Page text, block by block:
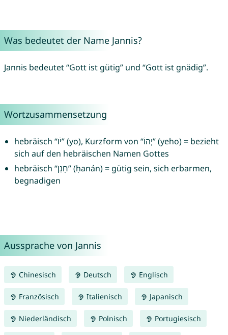
Was bedeutet der Name Jannis?
Jannis bedeutet “Gott ist gütig” und “Gott ist gnädig”.
Wortzusammensetzung
hebräisch “יֹו” (yo), Kurzform von “יְהוֹ” (yeho) = bezieht
sich auf den hebräischen Namen Gottes
hebräisch “חָנַן” (ḥanán) = gütig sein, sich erbarmen,
begnadigen
Aussprache von Jannis
Chinesisch Deutsch Englisch
Französisch Italienisch Japanisch
Niederländisch Polnisch Portugiesisch